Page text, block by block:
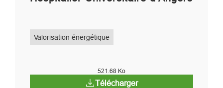
Valorisation énergétique
Télécharger
521.68 Ko